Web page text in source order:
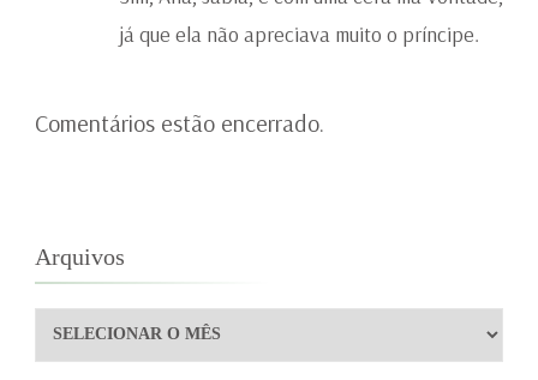
já que ela não apreciava muito o príncipe.
Comentários estão encerrado.
Arquivos
Arquivos